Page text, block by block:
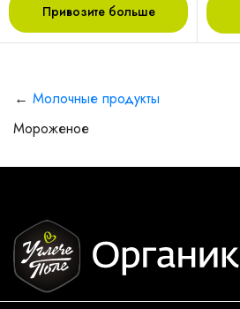
Привозите больше
← Молочные продукты
Мороженое